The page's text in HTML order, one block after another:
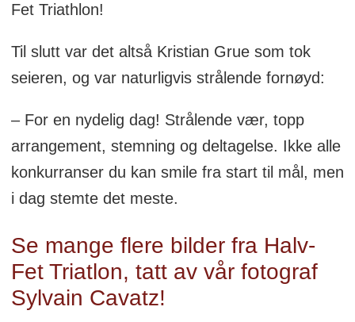
Fet Triathlon!
Til slutt var det altså Kristian Grue som tok
seieren, og var naturligvis strålende fornøyd:
– For en nydelig dag! Strålende vær, topp
arrangement, stemning og deltagelse. Ikke alle
konkurranser du kan smile fra start til mål, men
i dag stemte det meste.
Se mange flere bilder fra Halv-
Fet Triatlon, tatt av vår fotograf
Sylvain Cavatz!